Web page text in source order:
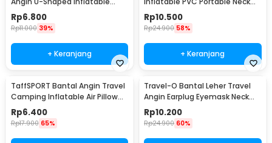
Neck Pillow - RH20
Rp6.800
Rp11.000 39%
+ Keranjang
Pillow High Rest - H0T019
Rp10.500
Rp24.900 58%
+ Keranjang
TaffSPORT Bantal Angin Travel
Camping Inflatable Air Pillow
330x220mm - XLZT-15
Rp6.400
Rp17.900 65%
Travel-O Bantal Leher Travel
Angin Earplug Eyemask Neck
Pillow - RH20
Rp10.200
Rp24.900 60%